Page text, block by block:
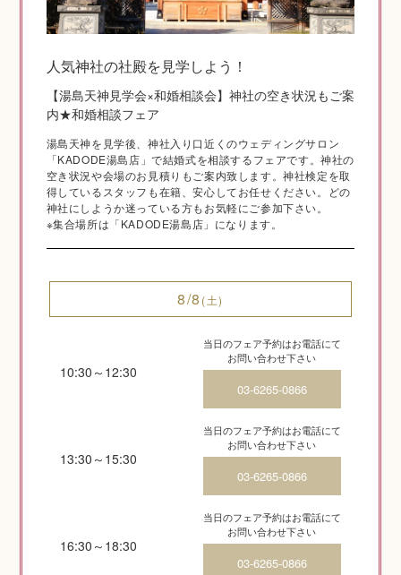
神社.jpチャンネル
ご相談予約
Q&A
人気神社の社殿を見学しよう！
【湯島天神見学会×和婚相談会】神社の空き状況もご案
内★和婚相談フェア
湯島天神を見学後、神社入り口近くのウェディングサロン
「KADODE湯島店」で結婚式を相談するフェアです。神社の
空き状況や会場のお見積りもご案内致します。神社検定を取
得しているスタッフも在籍、安心してお任せください。どの
神社にしようか迷っている方もお気軽にご参加下さい。
※集合場所は「KADODE湯島店」になります。
8/8 (土)
10:30～12:30
当日のフェア予約はお電話にて
お問い合わせ下さい
03-6265-0866
13:30～15:30
当日のフェア予約はお電話にて
お問い合わせ下さい
03-6265-0866
16:30～18:30
当日のフェア予約はお電話にて
お問い合わせ下さい
03-6265-0866